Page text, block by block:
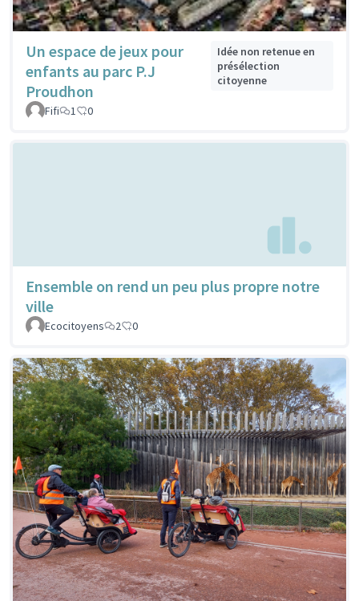
Un espace de jeux pour
enfants au parc P.J
Proudhon
Idée non retenue en
présélection
citoyenne
Fifi 1 0
Ensemble on rend un peu plus propre notre
ville
Ecocitoyens 2 0